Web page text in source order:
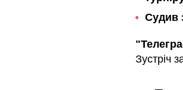
Судив
Зустріч